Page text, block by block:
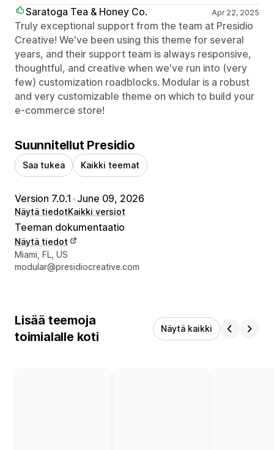
Saratoga Tea & Honey Co.
Apr 22, 2025
Truly exceptional support from the team at Presidio
Creative! We've been using this theme for several
years, and their support team is always responsive,
thoughtful, and creative when we've run into (very
few) customization roadblocks. Modular is a robust
and very customizable theme on which to build your
e-commerce store!
Suunnitellut Presidio
Saa tukea Kaikki teemat
Version 7.0.1 •June 09, 2026
Näytä tiedotKaikki versiot
Teeman dokumentaatio
Näytä tiedot
Suunnittelijan yhteystiedot
Miami, FL, US
modular@presidiocreative.com
Lisää teemoja
toimialalle koti
Näytä kaikki